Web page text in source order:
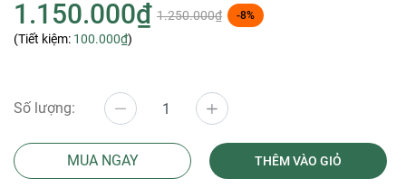
1.150.000₫ 1.250.000₫ -8%
(Tiết kiệm: 100.000₫)
Số lượng:
MUA NGAY THÊM VÀO GIỎ